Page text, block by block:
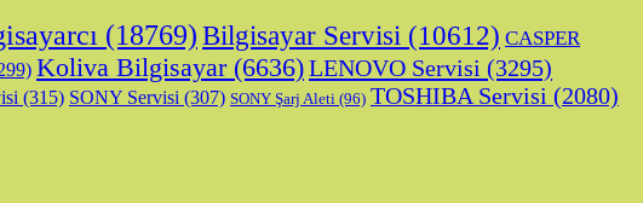
(18769) Bilgisayar Servisi (10612) CASPER
Koliva Bilgisayar(6636)LENOVO Servisi (3295)
(315) SONY Servisi (307) SONY Şarj Aleti (96) TOSHIBA Servisi (2080)